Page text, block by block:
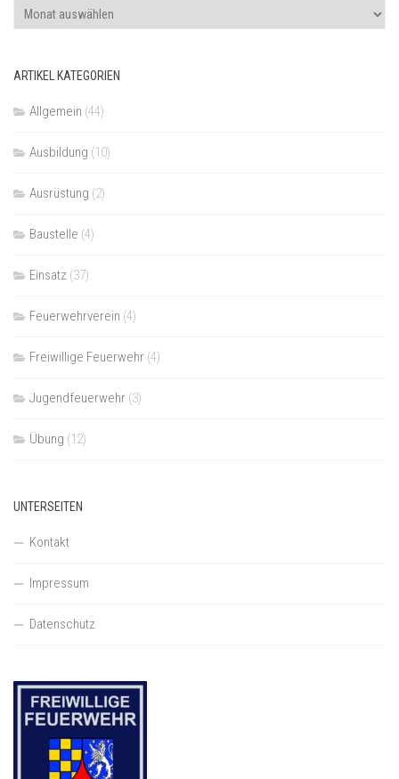
Archiv
ARTIKEL KATEGORIEN
Allgemein (44)
Ausbildung (10)
Ausrüstung (2)
Baustelle (4)
Einsatz (37)
Feuerwehrverein (4)
Freiwillige Feuerwehr (4)
Jugendfeuerwehr (3)
Übung (12)
UNTERSEITEN
Kontakt
Impressum
Datenschutz